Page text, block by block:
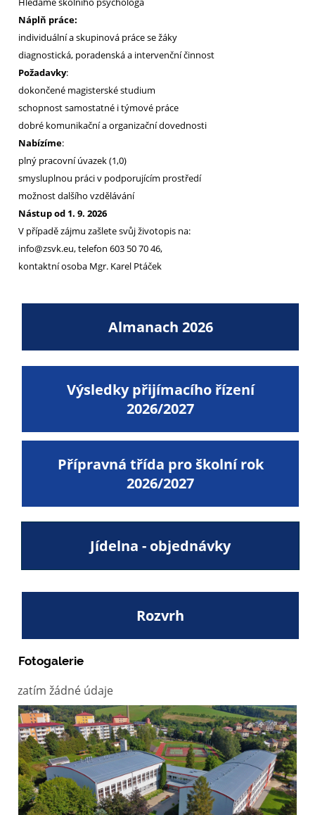
Náplň práce:
individuální a skupinová práce se žáky
diagnostická, poradenská a intervenční činnost
Požadavky:
dokončené magisterské studium
schopnost samostatné i týmové práce
dobré komunikační a organizační dovednosti
Nabízíme:
plný pracovní úvazek (1,0)
smysluplnou práci v podporujícím prostředí
možnost dalšího vzdělávání
Nástup od 1. 9. 2026
V případě zájmu zašlete svůj životopis na:
info@zsvk.eu, telefon 603 50 70 46,
kontaktní osoba Mgr. Karel Ptáček
Almanach 2026
Výsledky přijímacího řízení
2026/2027
Přípravná třída pro školní rok
2026/2027
Jídelna - objednávky
Rozvrh
Fotogalerie
zatím žádné údaje